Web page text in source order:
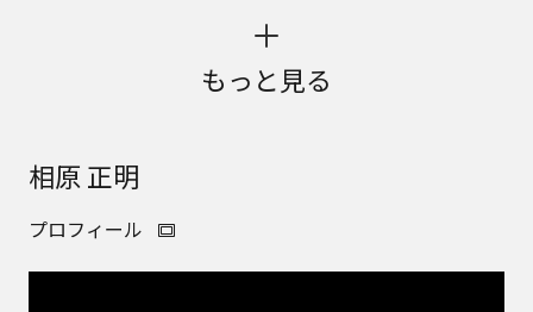
もっと見る
相原 正明
プロフィール